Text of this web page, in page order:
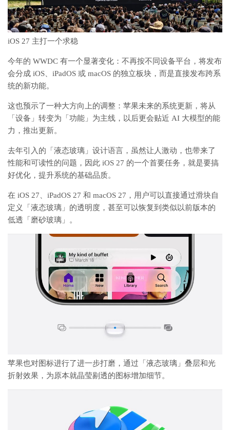
iOS 27 主打一个求稳
今年的 WWDC 有一个显著变化：不再按不同设备平台，将发布
会分成 iOS、iPadOS 或 macOS 的独立板块，而是直接发布跨系
统的新功能。
这也预示了一种大方向上的调整：苹果未来的系统更新，将从
「设备」转变为「功能」为主线，以后更会贴近 AI 大模型的能
力，推出更新。
去年引入的「液态玻璃」设计语言，虽然让人激动，也带来了
性能和可读性的问题，因此 iOS 27 的一个首要任务，就是要搞
好优化，提升系统的基础品质。
在 iOS 27、iPadOS 27 和 macOS 27，用户可以直接通过滑块自
定义「液态玻璃」的透明度，甚至可以恢复到类似以前版本的
低透「磨砂玻璃」。
苹果也对图标进行了进一步打磨，通过「液态玻璃」叠层和光
折射效果，为原本就晶莹剔透的图标增加细节。